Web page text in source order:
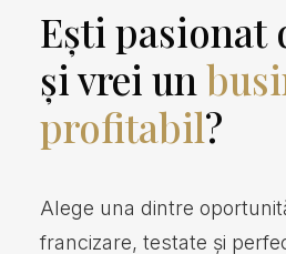
Ești pasionat
și vrei un
profitabil?
Alege una dintre
francizare, testate și